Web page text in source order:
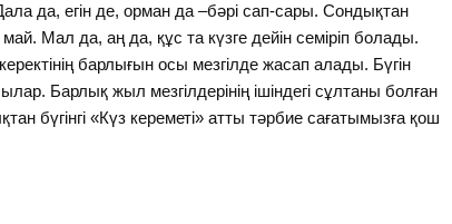
да, егін де, орман да –бәрі сап-сары. Сондықтан
Мал да, аң да, құс та күзге дейін семіріп болады.
барлығын осы мезгілде жасап алады. Бүгін
Барлық жыл мезгілдерінің ішіндегі сұлтаны болған
бүгінгі «Күз кереметі» атты тәрбие сағатымызға қош